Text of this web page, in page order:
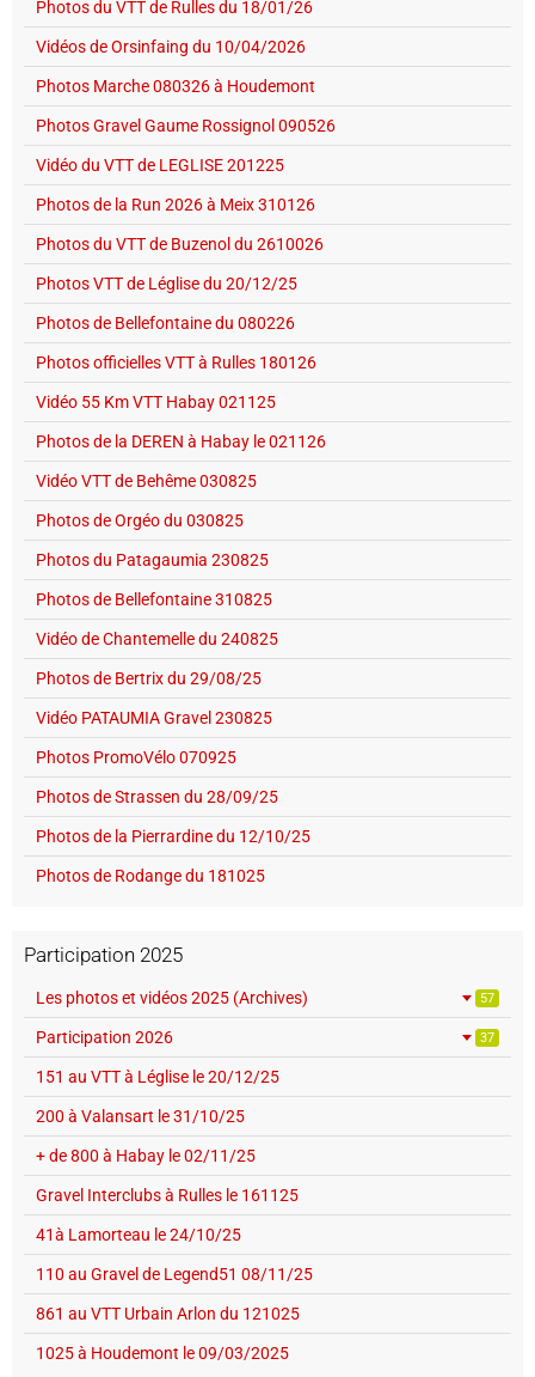
Photos du VTT de Rulles du 18/01/26
Vidéos de Orsinfaing du 10/04/2026
Photos Marche 080326 à Houdemont
Photos Gravel Gaume Rossignol 090526
Vidéo du VTT de LEGLISE 201225
Photos de la Run 2026 à Meix 310126
Photos du VTT de Buzenol du 2610026
Photos VTT de Léglise du 20/12/25
Photos de Bellefontaine du 080226
Photos officielles VTT à Rulles 180126
Vidéo 55 Km VTT Habay 021125
Photos de la DEREN à Habay le 021126
Vidéo VTT de Behême 030825
Photos de Orgéo du 030825
Photos du Patagaumia 230825
Photos de Bellefontaine 310825
Vidéo de Chantemelle du 240825
Photos de Bertrix du 29/08/25
Vidéo PATAUMIA Gravel 230825
Photos PromoVélo 070925
Photos de Strassen du 28/09/25
Photos de la Pierrardine du 12/10/25
Photos de Rodange du 181025
Participation 2025
Les photos et vidéos 2025 (Archives) 57
Participation 2026 37
151 au VTT à Léglise le 20/12/25
200 à Valansart le 31/10/25
+ de 800 à Habay le 02/11/25
Gravel Interclubs à Rulles le 161125
41à Lamorteau le 24/10/25
110 au Gravel de Legend51 08/11/25
861 au VTT Urbain Arlon du 121025
1025 à Houdemont le 09/03/2025